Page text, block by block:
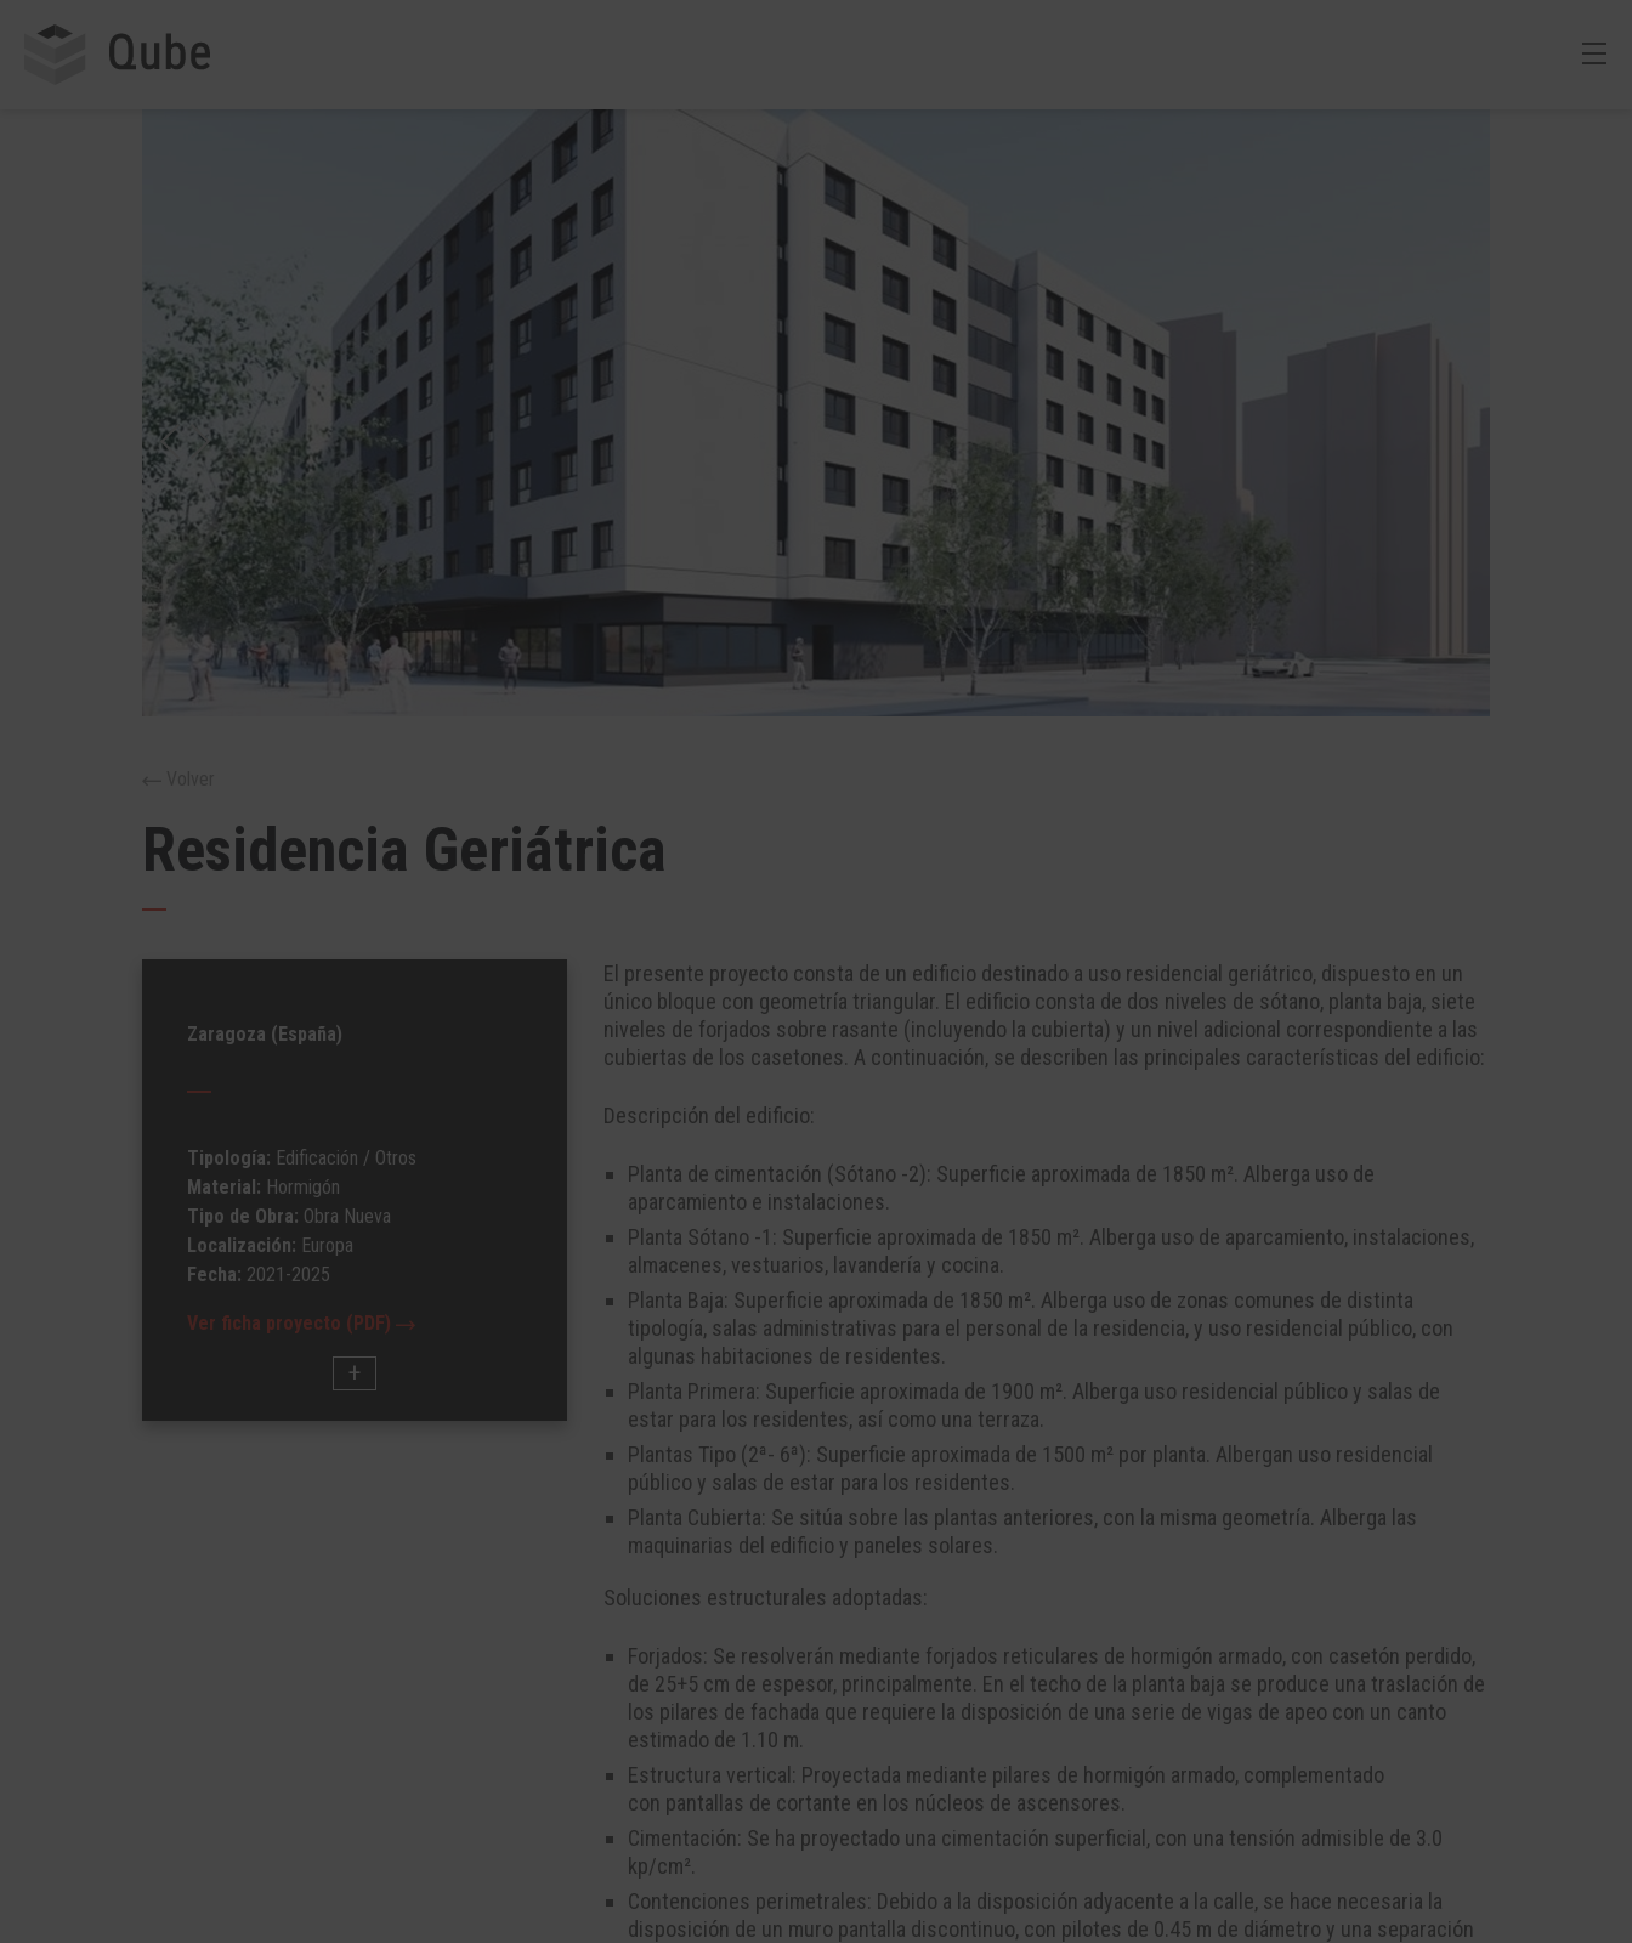
Residencia Geriátrica
Zaragoza (España)
Tipología: Edificación / Otros
Material: Hormigón
Tipo de Obra: Obra Nueva
Localización: Europa
Fecha: 2021-2025
Ver ficha proyecto (PDF)
El presente proyecto consta de un edificio destinado a uso residencial geriátrico, dispuesto en un
único bloque con geometría triangular. El edificio consta de dos niveles de sótano, planta baja, siete
niveles de forjados sobre rasante (incluyendo la cubierta) y un nivel adicional correspondiente a las
cubiertas de los casetones. A continuación, se describen las principales características del edificio:
Descripción del edificio:
Planta de cimentación (Sótano -2): Superficie aproximada de 1850 m². Alberga uso de
aparcamiento e instalaciones.
Planta Sótano -1: Superficie aproximada de 1850 m². Alberga uso de aparcamiento, instalaciones,
almacenes, vestuarios, lavandería y cocina.
Planta Baja: Superficie aproximada de 1850 m². Alberga uso de zonas comunes de distinta
tipología, salas administrativas para el personal de la residencia, y uso residencial público, con
algunas habitaciones de residentes.
Planta Primera: Superficie aproximada de 1900 m². Alberga uso residencial público y salas de
estar para los residentes, así como una terraza.
Plantas Tipo (2ª- 6ª): Superficie aproximada de 1500 m² por planta. Albergan uso residencial
público y salas de estar para los residentes.
Planta Cubierta: Se sitúa sobre las plantas anteriores, con la misma geometría. Alberga las
maquinarias del edificio y paneles solares.
Soluciones estructurales adoptadas:
Forjados: Se resolverán mediante forjados reticulares de hormigón armado, con casetón perdido,
de 25+5 cm de espesor, principalmente. En el techo de la planta baja se produce una traslación de
los pilares de fachada que requiere la disposición de una serie de vigas de apeo con un canto
estimado de 1.10 m.
Estructura vertical: Proyectada mediante pilares de hormigón armado, complementado
con pantallas de cortante en los núcleos de ascensores.
Cimentación: Se ha proyectado una cimentación superficial, con una tensión admisible de 3.0
kp/cm².
Contenciones perimetrales: Debido a la disposición adyacente a la calle, se hace necesaria la
disposición de un muro pantalla discontinuo, con pilotes de 0.45 m de diámetro y una separación